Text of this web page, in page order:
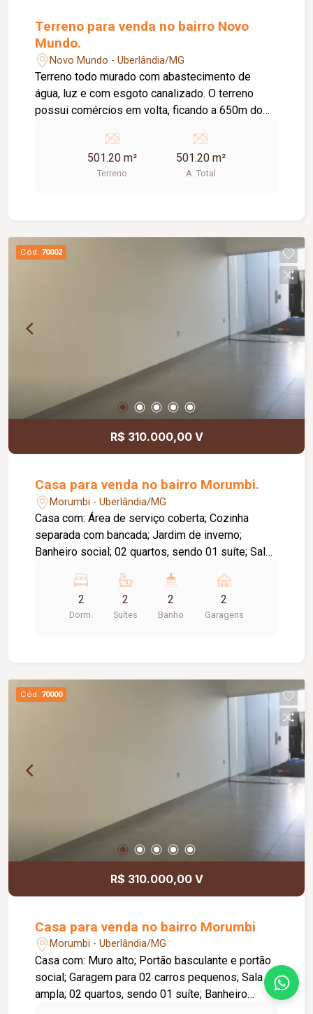
Terreno para venda no bairro Novo
Mundo.
Novo Mundo - Uberlândia/MG
Terreno todo murado com abastecimento de
água, luz e com esgoto canalizado. O terreno
possui comércios em volta, ficando a 650m do
Empresa de gás, veneno... - Oficina - Depósito -
Estacionamento - Fábrica - Serralheria -
501.20 m²
Terreno
501.20 m²
A. Total
Cód. 70002
R$ 310.000,00 V
Casa para venda no bairro Morumbi.
Morumbi - Uberlândia/MG
Casa com: Área de serviço coberta; Cozinha
separada com bancada; Jardim de inverno;
Banheiro social; 02 quartos, sendo 01 suíte; Sala
Portão basculante e portão de serviço,
2
Dorm.
2
Suítes
2
Banho
2
Garagens
Cód. 70000
R$ 310.000,00 V
Casa para venda no bairro Morumbi
Morumbi - Uberlândia/MG
Casa com: Muro alto; Portão basculante e portão
social; Garagem para 02 carros pequenos; Sala
ampla; 02 quartos, sendo 01 suíte; Banheiro